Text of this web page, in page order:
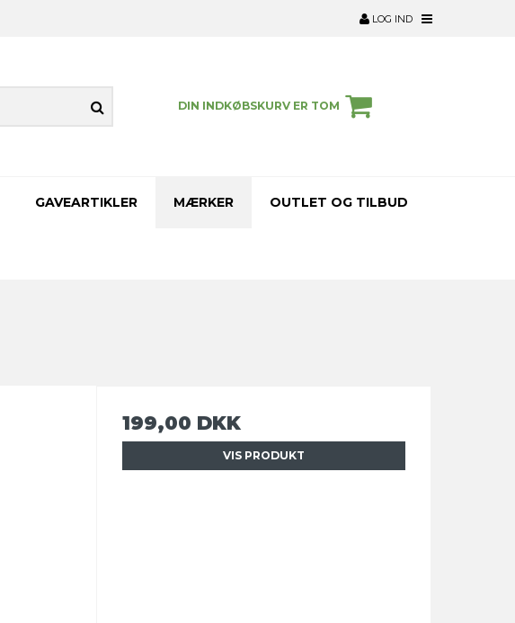
LOG IND
DIN INDKØBSKURV ER TOM
GAVEARTIKLER MÆRKER OUTLET OG TILBUD
199,00 DKK
VIS PRODUKT